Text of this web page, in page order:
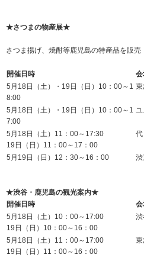
★さつまの物産展★
さつま揚げ、焼酎等鹿児島の特産品を販売
開催日時
5月18日（土）・19日（日）10：00～1
8:00
東
5月18日（土）・19日（日）10：00～1
7:00
5月18日（土）11：00～17:30
19日（日）11：00～17：00
5月19日（日）12：30～16：00
★渋谷・鹿児島の観光案内★
開催日時
5月18日（土）10：00～17:00
19日（日）10：00～16：00
5月18日（土）11：00～17:00
19日（日）11：00～16：00
東